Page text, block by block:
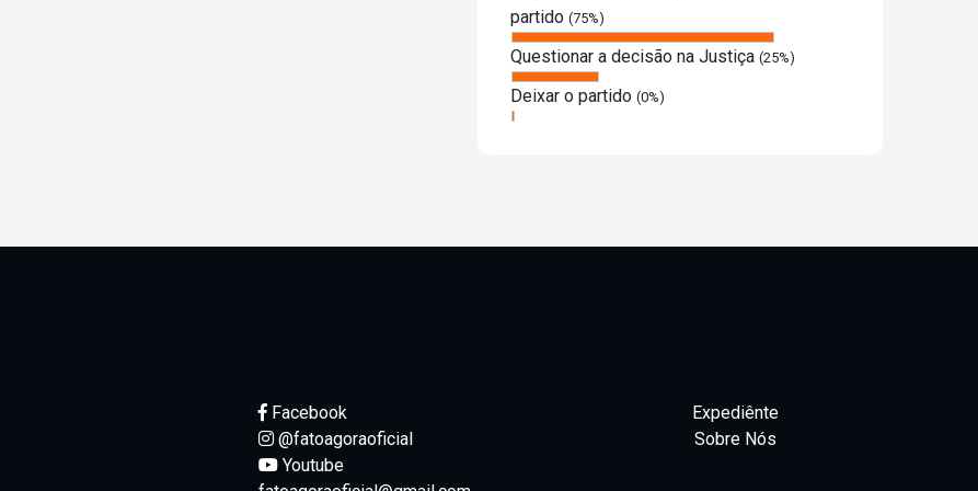
partido (75%)
Questionar a decisão na Justiça (25%)
Deixar o partido (0%)
Facebook
@fatoagoraoficial
Youtube
Expediênte
Sobre Nós